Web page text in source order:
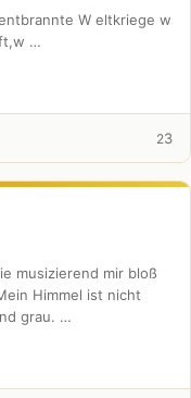
W eltkriege w
…
23
musizierend mir bloß
Himmel ist nicht
grau. …